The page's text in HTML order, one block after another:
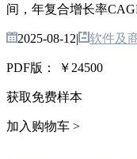
间，年复合增长率
2025-08-12| 软件及
PDF版： ￥24500
获取免费样本
加入购物车 >